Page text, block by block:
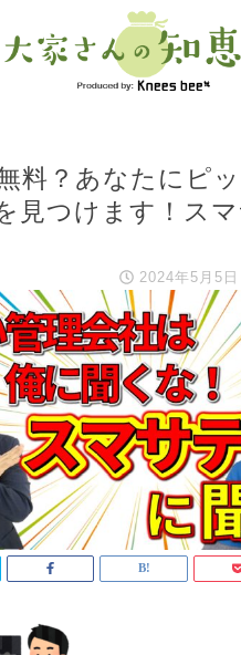
料？あなたにピ
見つけます！ス
2024年5月5日